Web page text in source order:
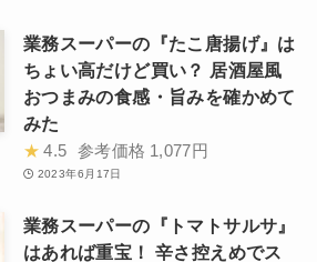
業務スーパーの『たこ唐揚げ』は
ちょい高だけど買い？ 居酒屋風
おつまみの食感・旨みを確かめて
みた
★ 4.5 参考価格 1,077円
2023年6月17日
業務スーパーの『トマトサルサ』
はあれば重宝！ 辛さ控えめでス